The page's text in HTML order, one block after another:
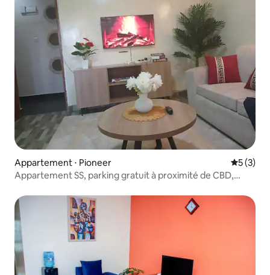
Appartement ⋅ Pioneer
5 (3)
Appartement SS, parking gratuit à proximité de CBD,